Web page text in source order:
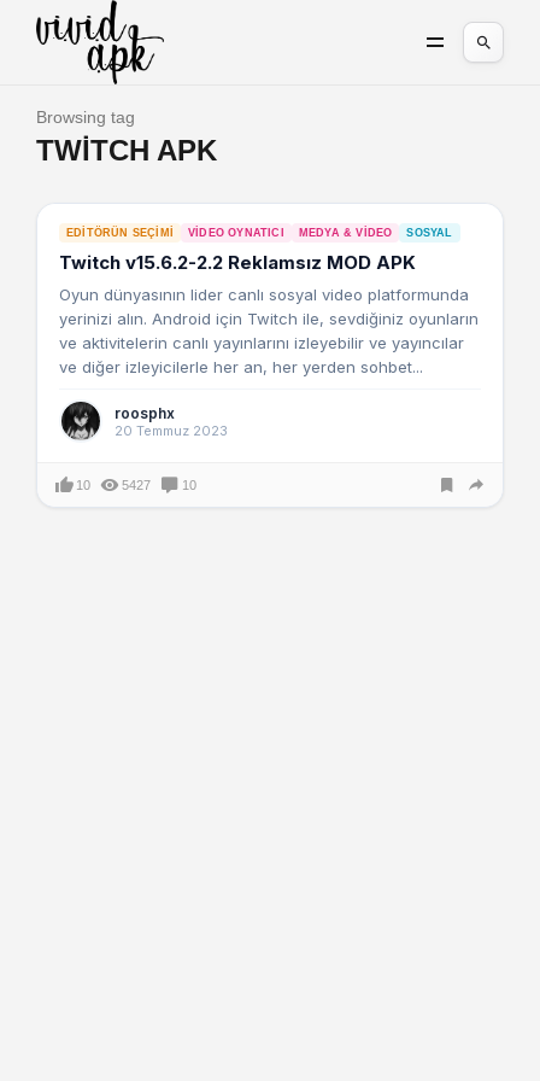
Browsing tag
TWITCH APK
EDITÖRÜN SEÇIMI VIDEO OYNATICI MEDYA & VIDEO SOSYAL
Twitch v15.6.2-2.2 Reklamsız MOD APK
Oyun dünyasının lider canlı sosyal video platformunda
yerinizi alın. Android için Twitch ile, sevdiğiniz oyunların
ve aktivitelerin canlı yayınlarını izleyebilir ve yayıncılar
ve diğer izleyicilerle her an, her yerden sohbet...
roosphx
20 Temmuz 2023
10 5427 10